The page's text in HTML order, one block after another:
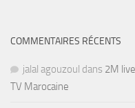
COMMENTAIRES RÉCENTS
jalal agouzoul dans 2M
TV Marocaine